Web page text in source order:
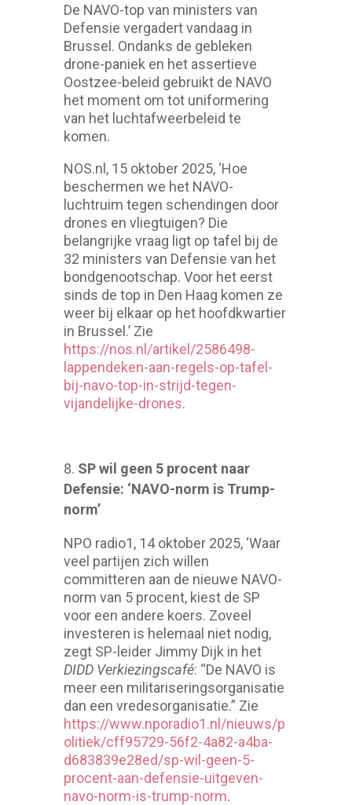
De NAVO-top van ministers van
Defensie vergadert vandaag in
Brussel. Ondanks de gebleken
drone-paniek en het assertieve
Oostzee-beleid gebruikt de NAVO
het moment om tot uniformering
van het luchtafweerbeleid te
komen.
NOS.nl, 15 oktober 2025, ‘Hoe
beschermen we het NAVO-
luchtruim tegen schendingen door
drones en vliegtuigen? Die
belangrijke vraag ligt op tafel bij de
32 ministers van Defensie van het
bondgenootschap. Voor het eerst
sinds de top in Den Haag komen ze
weer bij elkaar op het hoofdkwartier
in Brussel.’ Zie
https://nos.nl/artikel/2586498-
lappendeken-aan-regels-op-tafel-
bij-navo-top-in-strijd-tegen-
vijandelijke-drones.
SP wil geen 5 procent naar
Defensie: ‘NAVO-norm is Trump-
norm’
NPO radio1, 14 oktober 2025, ‘Waar
veel partijen zich willen
committeren aan de nieuwe NAVO-
norm van 5 procent, kiest de SP
voor een andere koers. Zoveel
investeren is helemaal niet nodig,
zegt SP-leider Jimmy Dijk in het
DIDD Verkiezingscafé: “De NAVO is
meer een militariseringsorganisatie
dan een vredesorganisatie.” Zie
https://www.nporadio1.nl/nieuws/p
olitiek/cff95729-56f2-4a82-a4ba-
d683839e28ed/sp-wil-geen-5-
procent-aan-defensie-uitgeven-
navo-norm-is-trump-norm.